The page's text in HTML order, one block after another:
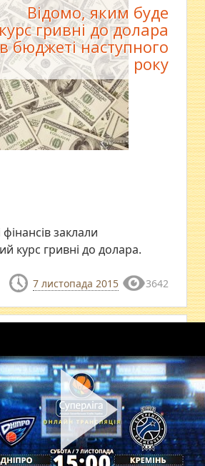
Відомо, яким буде
гривні до долара
бюджеті наступного
року
фінансів заклали
курс гривні до долара.
7 листопада 2015 3642